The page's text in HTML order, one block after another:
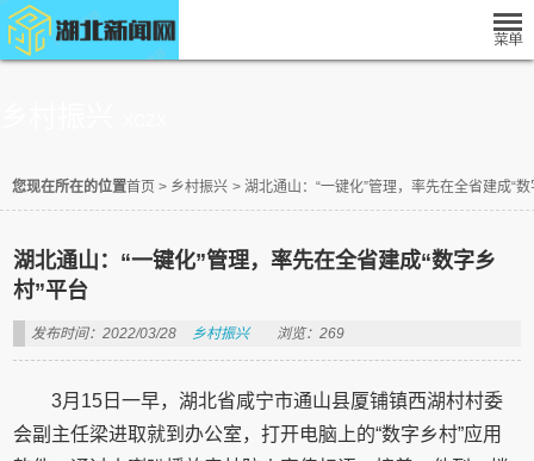
您现在所在的位置首页 > 乡村振兴 > 湖北通山：“一键化”管理，率先在全省建成“
湖北通山：“一键化”管理，率先在全省建成“数字乡
村”平台
发布时间：2022/03/28 乡村振兴 浏览：269
3月15日一早，湖北省咸宁市通山县厦铺镇西湖村村委
会副主任梁进取就到办公室，打开电脑上的“数字乡村”应用